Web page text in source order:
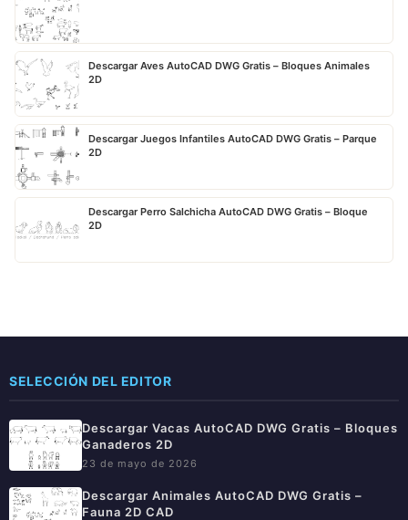
Descargar Aves AutoCAD DWG Gratis – Bloques Animales
2D
Descargar Juegos Infantiles AutoCAD DWG Gratis – Parque
2D
Descargar Perro Salchicha AutoCAD DWG Gratis – Bloque
2D
SELECCIÓN DEL EDITOR
Descargar Vacas AutoCAD DWG Gratis – Bloques
Ganaderos 2D
23 de mayo de 2026
Descargar Animales AutoCAD DWG Gratis –
Fauna 2D CAD